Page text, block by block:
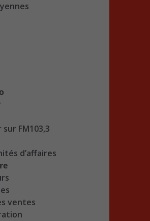
FM103,3
d’affaires
ventes